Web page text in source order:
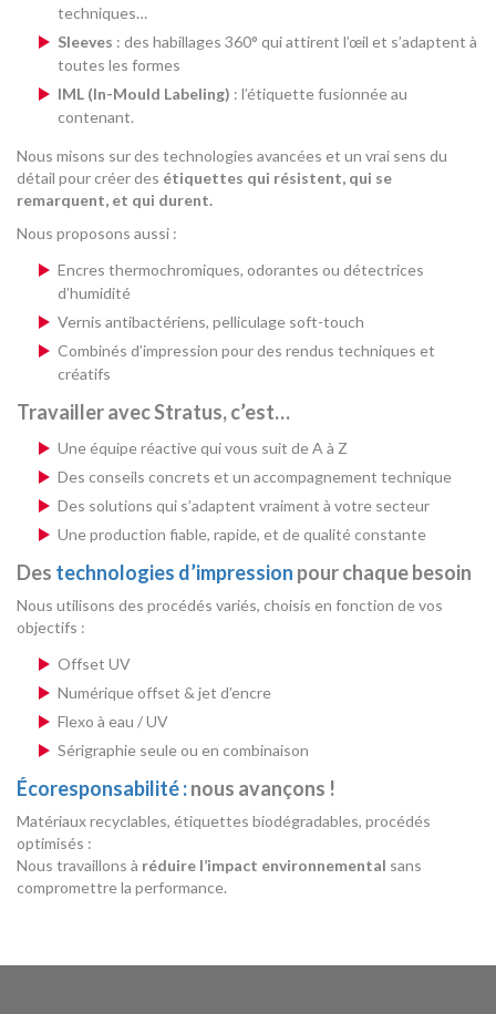
techniques…
Sleeves : des habillages 360° qui attirent l’œil et s’adaptent à
toutes les formes
IML (In-Mould Labeling) : l’étiquette fusionnée au
contenant.
Nous misons sur des technologies avancées et un vrai sens du
détail pour créer des étiquettes qui résistent, qui se
remarquent, et qui durent.
Nous proposons aussi :
Encres thermochromiques, odorantes ou détectrices
d’humidité
Vernis antibactériens, pelliculage soft-touch
Combinés d’impression pour des rendus techniques et
créatifs
Travailler avec Stratus, c’est…
Une équipe réactive qui vous suit de A à Z
Des conseils concrets et un accompagnement technique
Des solutions qui s’adaptent vraiment à votre secteur
Une production fiable, rapide, et de qualité constante
Des technologies d’impression pour chaque besoin
Nous utilisons des procédés variés, choisis en fonction de vos
objectifs :
Offset UV
Numérique offset & jet d’encre
Flexo à eau / UV
Sérigraphie seule ou en combinaison
Écoresponsabilité :nous avançons !
Matériaux recyclables, étiquettes biodégradables, procédés
optimisés :
Nous travaillons à réduire l’impact environnemental sans
compromettre la performance.